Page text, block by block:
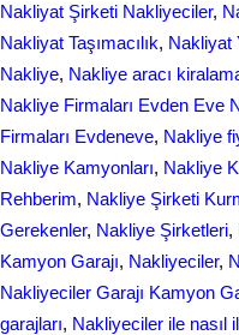
Nakliyat Şirketi Nakliyeciler,
Nakliyat Taşımacılık, Nakliyat
Nakliye, Nakliye aracı
Nakliye Firmaları Evden Eve
Firmaları Evdeneve, Nakliye
Nakliye Kamyonları, Nakliye
Rehberim, Nakliye Şirketi
Gerekenler, Nakliye Şirketleri,
Kamyon Garajı, Nakliyeciler,
Nakliyeciler Garajı Kamyon
garajları, Nakliyeciler ile nasıl